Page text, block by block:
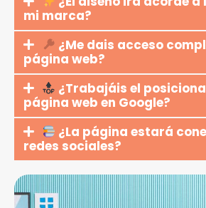
mi marca?
¿Me dais acceso
página web?
¿Trabajáis el
página web en Google?
¿La página estará
redes sociales?